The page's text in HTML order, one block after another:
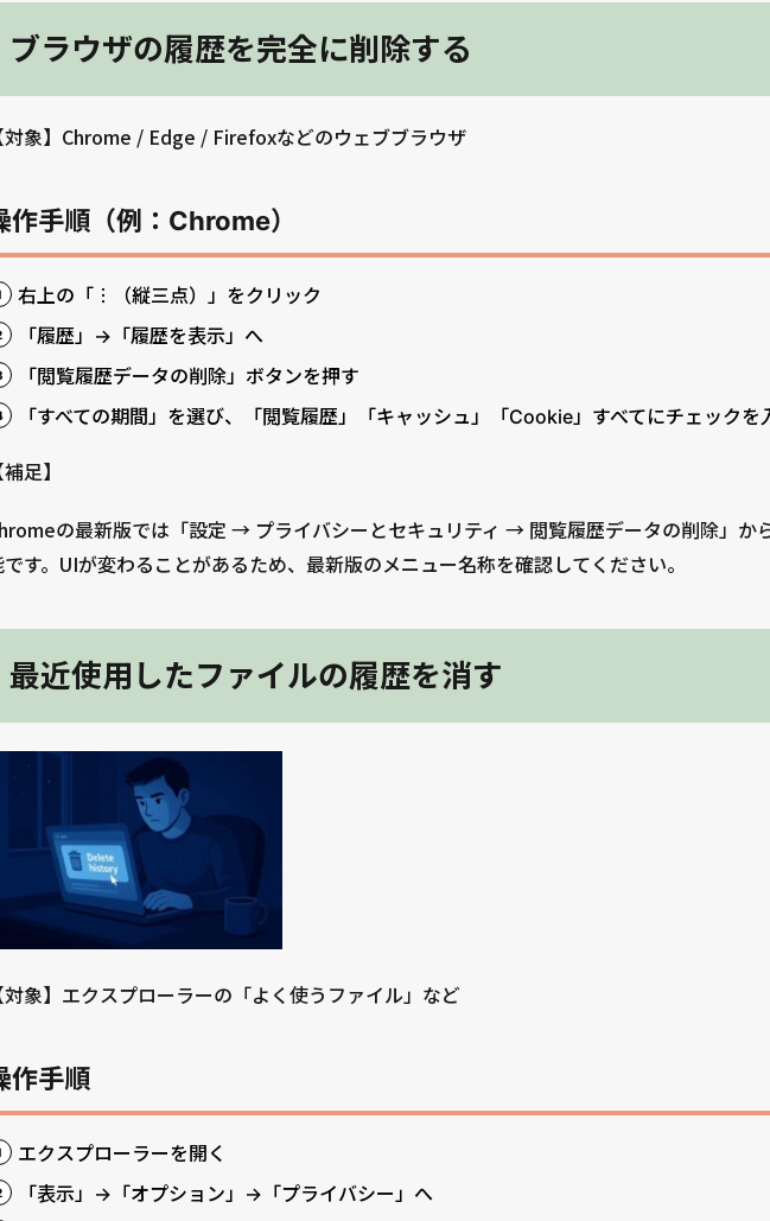
ブラウザの履歴を完全に削除する
対象】Chrome / Edge / Firefoxなどのウェブブラウザ
作手順（例：Chrome）
右上の「︙（縦三点）」をクリック
「履歴」→「履歴を表示」へ
「閲覧履歴データの削除」ボタンを押す
「すべての期間」を選び、「閲覧履歴」「キャッシュ」「Cookie」すべてにチェックを
補足】
の最新版では「設定 → プライバシーとセキュリティ → 閲覧履歴データの削除」か
す。UIが変わることがあるため、最新版のメニュー名称を確認してください。
最近使用したファイルの履歴を消す
対象】エクスプローラーの「よく使うファイル」など
作手順
エクスプローラーを開く
「表示」→「オプション」→「プライバシー」へ